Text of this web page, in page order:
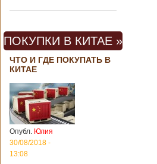
не было, да и весь
Китай в этом
отношении
считается
государством. Но в
метрополитене
Шанхая или
Подробнее...
Опубликовано
23/09/2018 - 13:07
В Китае
появился на
свет ребенок
ПОКУПКИ В КИТАЕ »
ЧТО И ГДЕ ПОКУПАТЬ В
КИТАЕ
Опубл. Юлия
30/08/2018 -
13:08